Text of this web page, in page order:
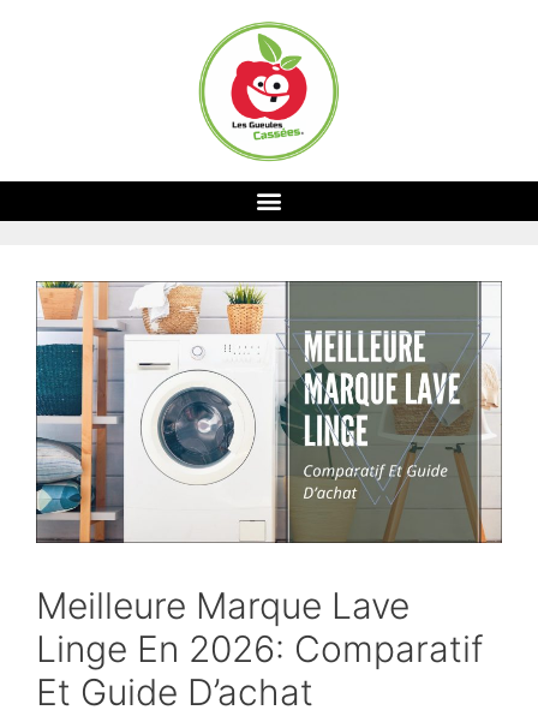
Meilleure Marque Lave
Linge En 2026: Comparatif
Et Guide D’achat